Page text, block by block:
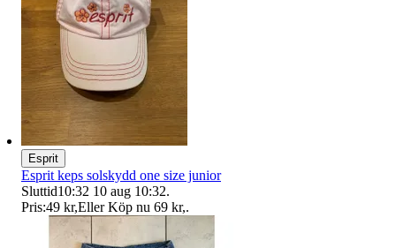
Esprit
Esprit keps solskydd one size junior
Sluttid10:32 10 aug 10:32.
Pris:49 kr,Eller Köp nu 69 kr,.